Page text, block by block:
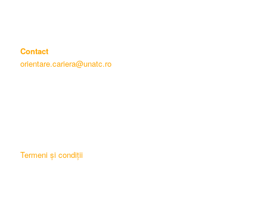
Contact
orientare.cariera@unatc.ro
Termeni și condiții